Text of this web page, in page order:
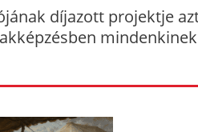
díjazott projektje